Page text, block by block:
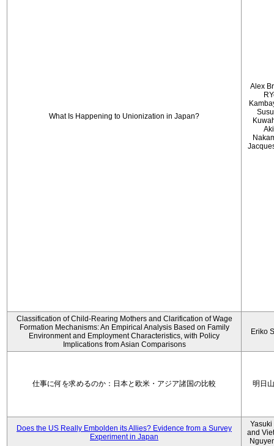
What Is Happening to Unionization in Japan?
Alex
Classification of Child-Rearing Mothers and Clarification of Wage
Formation Mechanisms: An Empirical Analysis Based on Family
Environment and Employment Characteristics, with Policy
Implications from Asian Comparisons
Eriko
仕事に何を求めるのか：日本と欧米・アジア諸国の比較 明日
Does the US Really Embolden its Allies? Evidence from a Survey
Experiment in Japan
Yasuki
and